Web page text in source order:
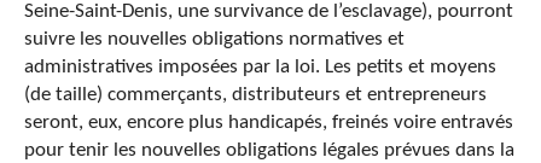
Seine-Saint-Denis, une survivance de l’esclavage), pourront
suivre les nouvelles obligations normatives et
administratives imposées par la loi. Les petits et moyens
(de taille) commerçants, distributeurs et entrepreneurs
seront, eux, encore plus handicapés, freinés voire entravés
pour tenir les nouvelles obligations légales prévues dans la